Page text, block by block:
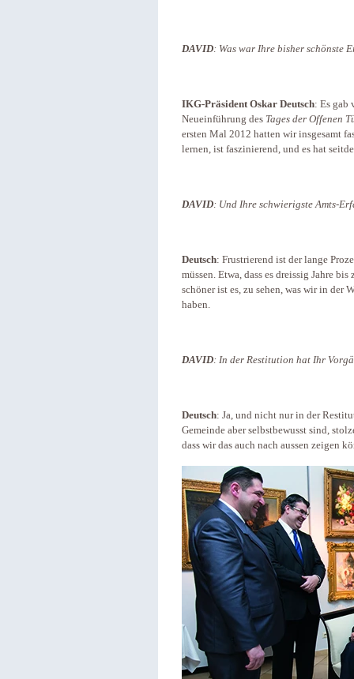
DAVID: Was war Ihre bisher schönste
IKG-Präsident Oskar Deutsch: Es gab
Neueinführung des Tages der Offenen
ersten Mal 2012 hatten wir insgesamt
lernen, ist faszinierend, und es hat
DAVID: Und Ihre schwierigste Amts-
Deutsch: Frustrierend ist der lange
müssen. Etwa, dass es dreissig Jahre
schöner ist es, zu sehen, was wir in der
haben.
DAVID: In der Restitution hat Ihr
Deutsch: Ja, und nicht nur in der
Gemeinde aber selbstbewusst sind,
dass wir das auch nach aussen zeigen